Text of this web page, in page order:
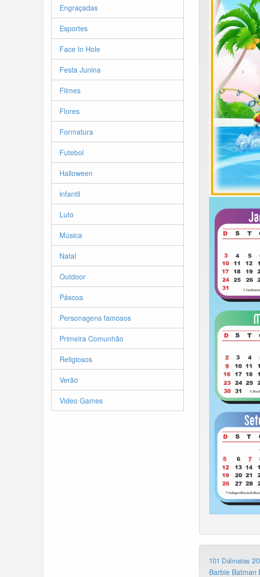
Engraçadas
Esportes
Face In Hole
Festa Junina
Filmes
Flores
Formatura
Futebol
Halloween
infantil
Luto
Música
Natal
Outdoor
Páscoa
Personagens famosos
Primeira Comunhão
Religiosos
Verão
Video Games
101 Dálmatas
Barbie Batman